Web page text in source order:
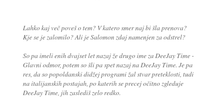
Lahko kaj več poveš o tem? V katero smer naj bi šla prenova?
Kje se je zalomilo? Ali je Salomon zdaj namenjen za odstrel?
So pa imeli enih dvajset let nazaj že drugo ime za DeeJay Time -
Glavni odmor, potem so šli pa spet nazaj na DeeJay Time. Je pa
res, da so popoldanski didžej programi žal stvar preteklosti, tudi
na italijanskih postajah, po katerih se precej očitno zgleduje
DeeJay Time, jih zaslediš zelo redko.